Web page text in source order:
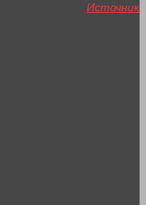
Источник